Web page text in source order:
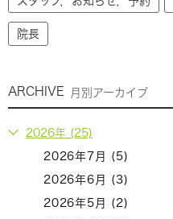
院長
ARCHIVE 月別アーカイブ
2026年 (25)
2026年7月 (5)
2026年6月 (3)
2026年5月 (2)